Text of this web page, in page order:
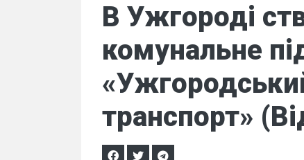
В Ужгороді
комунальне
транспорт»